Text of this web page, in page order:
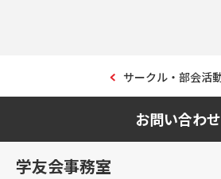
サークル・部会活
お問い合わせ
学友会事務室